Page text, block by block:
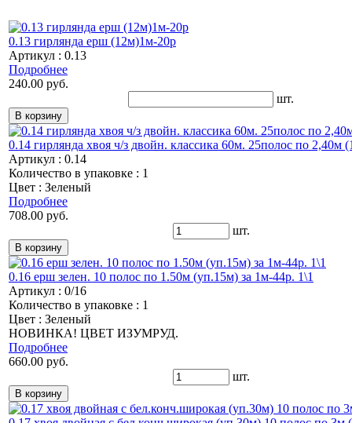
0.13 гирлянда ерш (12м)1м-20р
Артикул : 0.13
Подробнее
240.00 руб.
шт.
0.14 гирлянда хвоя ч/з двойн. классика 60м. 25полос по 2,40м
Артикул : 0.14
Количество в упаковке : 1
Цвет : Зеленый
Подробнее
708.00 руб.
шт.
0.16 ерш зелен. 10 полос по 1.50м (уп.15м) за 1м-44р. 1\1
Артикул : 0/16
Количество в упаковке : 1
Цвет : Зеленый
НОВИНКА! ЦВЕТ ИЗУМРУД.
Подробнее
660.00 руб.
шт.